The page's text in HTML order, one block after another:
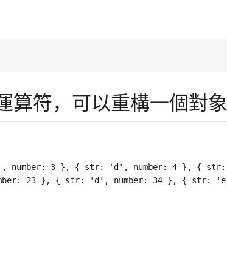
算符，可以重構一個對象
, number: 3 } , { str: 'd' , number: 4 } , { str:
: 23 } , { str: 'd' , number: 34 } , { str: